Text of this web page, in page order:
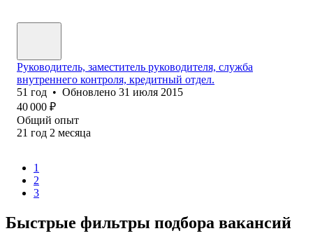
Руководитель, заместитель руководителя, служба
внутреннего контроля, кредитный отдел.
51 год • Обновлено 31 июля 2015
40 000 ₽
Общий опыт
21 год 2 месяца
1
2
3
Быстрые фильтры подбора вакансий